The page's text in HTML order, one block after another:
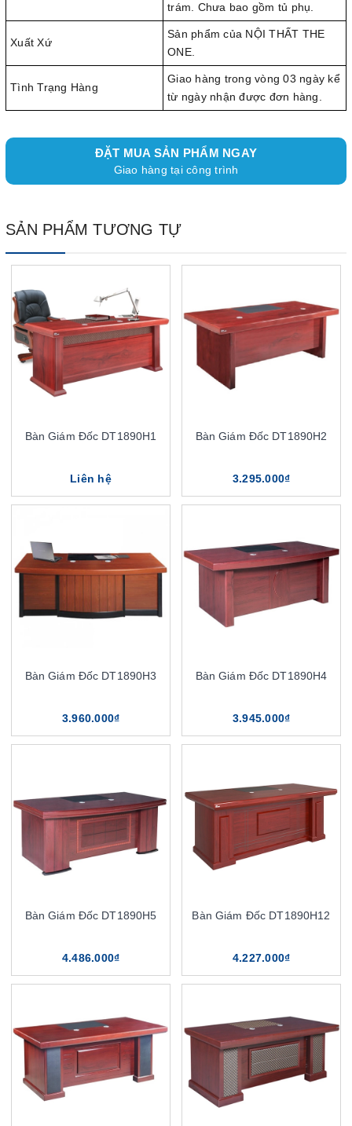
trám. Chưa bao gồm tủ phụ.
Xuất Xứ
Sản phẩm của NỘI THẤT THE
ONE.
Tình Trạng Hàng
Giao hàng trong vòng 03 ngày kể
từ ngày nhận được đơn hàng.
ĐẶT MUA SẢN PHẨM NGAY
Giao hàng tại công trình
SẢN PHẨM TƯƠNG TỰ
Bàn Giám Đốc DT1890H1
Liên hệ
Bàn Giám Đốc DT1890H2
3.295.000₫
Bàn Giám Đốc DT1890H3
3.960.000₫
Bàn Giám Đốc DT1890H4
3.945.000₫
Bàn Giám Đốc DT1890H5
4.486.000₫
Bàn Giám Đốc DT1890H12
4.227.000₫